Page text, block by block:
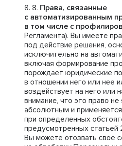
Права, связанные
с автоматизированным
в том числе с
Регламента). Вы имеете
под действие решения,
исключительно на
включая формирование
порождает юридические
в отношении него или нее
воздействует на него или
внимание, что это право не
абсолютным и
при определенных
предусмотренных статьей
Вы можете отозвать свое